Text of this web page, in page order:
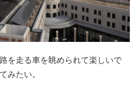
を走る車を眺められて楽しいで
みたい。